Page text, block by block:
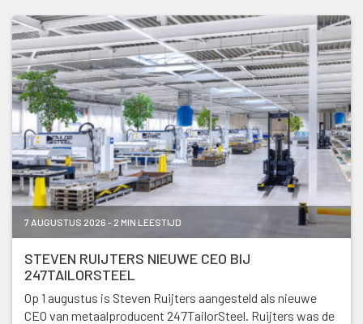
7 AUGUSTUS 2026 - 2 MIN LEESTIJD
STEVEN RUIJTERS NIEUWE CEO BIJ
247TAILORSTEEL
Op 1 augustus is Steven Ruijters aangesteld als nieuwe
CEO van metaalproducent 247TailorSteel. Ruijters was de